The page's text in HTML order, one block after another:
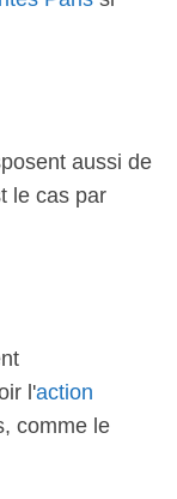
aussi de
le cas par
l'action
comme le